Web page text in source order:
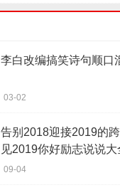
李白改编搞笑诗句顺口
03-02
告别2018迎接2019的
见2019你好励志说说大
09-04